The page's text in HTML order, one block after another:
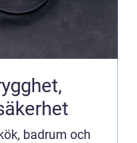
badrum och